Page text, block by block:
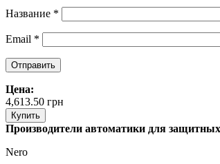
Название *
Email *
Цена:
4,613.50 грн
Купить
Производители автоматики для
Nero